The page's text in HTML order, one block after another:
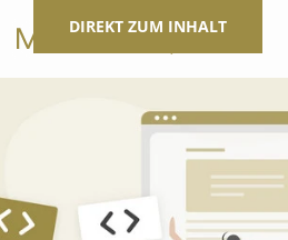
DIREKT ZUM INHALT